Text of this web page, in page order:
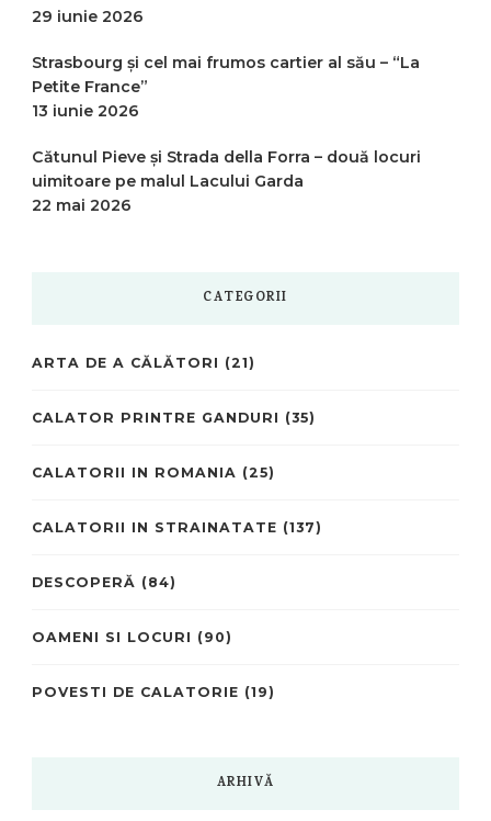
29 iunie 2026
Strasbourg și cel mai frumos cartier al său – “La
Petite France”
13 iunie 2026
Cătunul Pieve și Strada della Forra – două locuri
uimitoare pe malul Lacului Garda
22 mai 2026
CATEGORII
ARTA DE A CĂLĂTORI (21)
CALATOR PRINTRE GANDURI (35)
CALATORII IN ROMANIA (25)
CALATORII IN STRAINATATE (137)
DESCOPERĂ (84)
OAMENI SI LOCURI (90)
POVESTI DE CALATORIE (19)
ARHIVĂ